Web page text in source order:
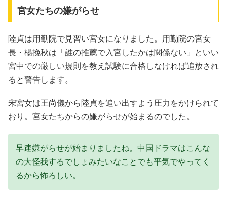
宮女たちの嫌がらせ
陸貞は用勤院で見習い宮女になりました。用勤院の宮女
長・楊挽秋は「誰の推薦で入宮したかは関係ない」といい
宮中での厳しい規則を教え試験に合格しなければ追放され
ると警告します。
宋宮女は王尚儀から陸貞を追い出すよう圧力をかけられて
おり。宮女たちからの嫌がらせが始まるのでした。
早速嫌がらせが始まりましたね。中国ドラマはこんな
の大怪我するでしょみたいなことでも平気でやってく
るから怖ろしい。